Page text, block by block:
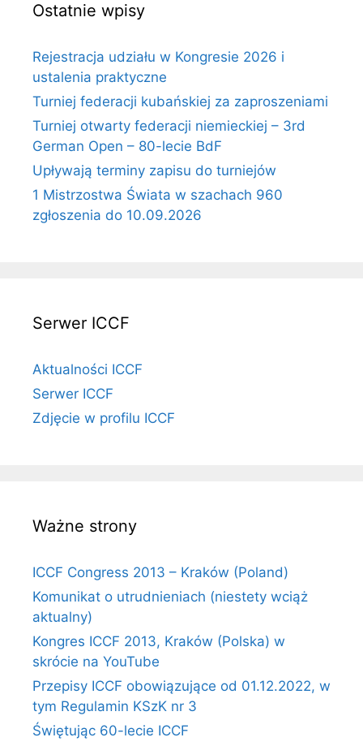
Ostatnie wpisy
Rejestracja udziału w Kongresie 2026 i
ustalenia praktyczne
Turniej federacji kubańskiej za zaproszeniami
Turniej otwarty federacji niemieckiej – 3rd
German Open – 80-lecie BdF
Upływają terminy zapisu do turniejów
1 Mistrzostwa Świata w szachach 960
zgłoszenia do 10.09.2026
Serwer ICCF
Aktualności ICCF
Serwer ICCF
Zdjęcie w profilu ICCF
Ważne strony
ICCF Congress 2013 – Kraków (Poland)
Komunikat o utrudnieniach (niestety wciąż
aktualny)
Kongres ICCF 2013, Kraków (Polska) w
skrócie na YouTube
Przepisy ICCF obowiązujące od 01.12.2022, w
tym Regulamin KSzK nr 3
Świętując 60-lecie ICCF